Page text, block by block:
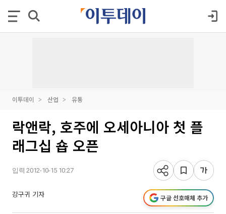
이투데이 산업 유통
락앤락, 호주에 오세아니아 첫 플
래그십 숍 오픈
입력 2012-10-15 10:27
강구귀 기자 구글 선호매체 추가